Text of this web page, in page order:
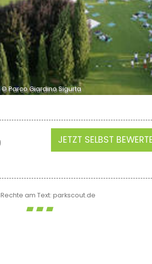
© Parco Giardino Sigurta
JETZT SELBST
am Text: parkscout.de